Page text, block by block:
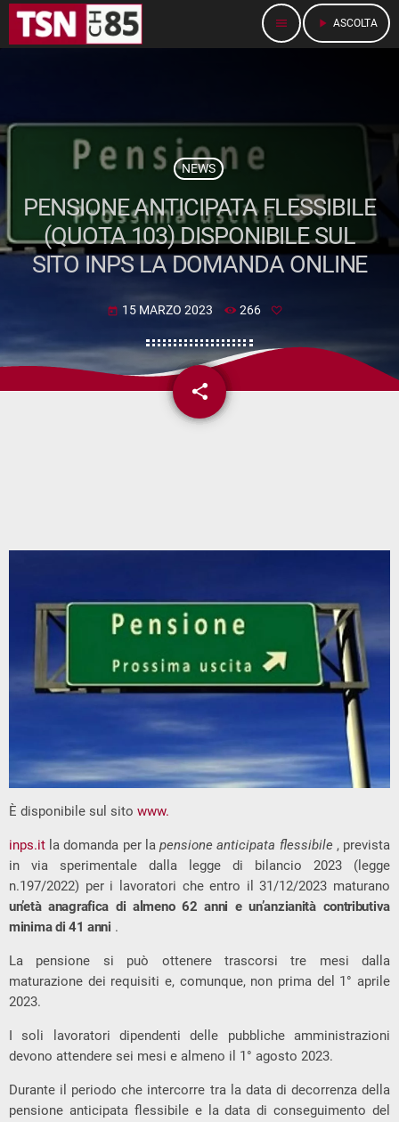
menu play_arrow ASCOLTA
NEWS
PENSIONE ANTICIPATA FLESSIBILE
(QUOTA 103) DISPONIBILE SUL
SITO INPS LA DOMANDA ONLINE
today 15 MARZO 2023 266
share
email
È disponibile sul sito www.
inps.it la domanda per lapensione anticipata flessibile , prevista
in via sperimentale dalla legge di bilancio 2023 (legge
n.197/2022) per i lavoratori che entro il 31/12/2023 maturano
un’età anagrafica di almeno 62 anni e un’anzianità contributiva
minima di 41 anni .
La pensione si può ottenere trascorsi tre mesi dalla
maturazione dei requisiti e, comunque, non prima del 1° aprile
2023.
I soli lavoratori dipendenti delle pubbliche amministrazioni
devono attendere sei mesi e almeno il 1° agosto 2023.
Durante il periodo che intercorre tra la data di decorrenza della
pensione anticipata flessibile e la data di conseguimento del